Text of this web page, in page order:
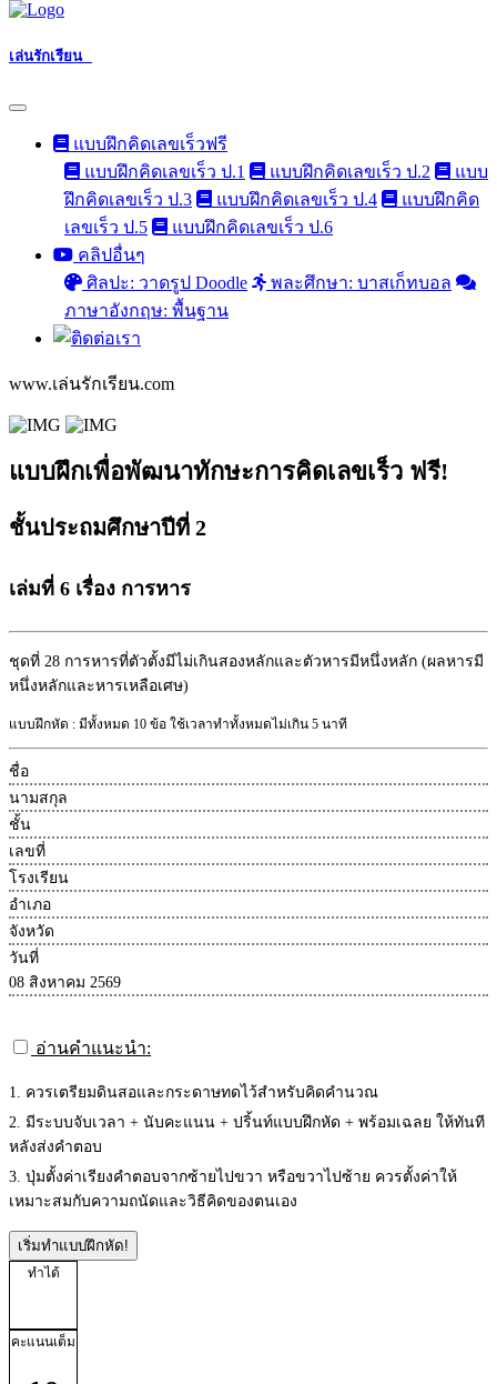
เล่นรักเรียน
แบบฝึกคิดเลขเร็วฟรี
แบบฝึกคิดเลขเร็ว ป.1
แบบฝึกคิดเลขเร็ว ป.2
แบบ
ฝึกคิดเลขเร็ว ป.3
แบบฝึกคิดเลขเร็ว ป.4
แบบฝึกคิด
เลขเร็ว ป.5
แบบฝึกคิดเลขเร็ว ป.6
คลิปอื่นๆ
ศิลปะ: วาดรูป Doodle
พละศึกษา: บาสเก็ทบอล
ภาษาอังกฤษ: พื้นฐาน
www.เล่นรักเรียน.com
แบบฝึกเพื่อพัฒนาทักษะการคิดเลขเร็ว ฟรี!
ชั้นประถมศึกษาปีที่ 2
เล่มที่ 6 เรื่อง การหาร
ชุดที่ 28 การหารที่ตัวตั้งมีไม่เกินสองหลักและตัวหารมีหนึ่งหลัก (ผลหารมี
หนึ่งหลักและหารเหลือเศษ)
แบบฝึกหัด : มีทั้งหมด 10 ข้อ ใช้เวลาทำทั้งหมดไม่เกิน 5 นาที
ชื่อ
นามสกุล
ชั้น
เลขที่
โรงเรียน
อำเภอ
จังหวัด
วันที่
08 สิงหาคม 2569
อ่านคำแนะนำ:
1. ควรเตรียมดินสอและกระดาษทดไว้สำหรับคิดคำนวณ
2. มีระบบจับเวลา + นับคะแนน + ปริ้นท์แบบฝึกหัด + พร้อมเฉลย ให้ทันที
หลังส่งคำตอบ
3. ปุ่มตั้งค่าเรียงคำตอบจากซ้ายไปขวา หรือขวาไปซ้าย ควรตั้งค่าให้
เหมาะสมกับความถนัดและวิธีคิดของตนเอง
เริ่มทำแบบฝึกหัด!
ทำได้
คะแนนเต็ม